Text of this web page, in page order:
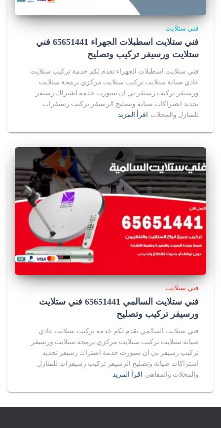
فني ستلايت
فني ستلايت اسطبلات الجهراء 65651441 فني
ستلايت ورسيفر تركيب وتصليح
فني ستلايت اسطبلات الجهراء نقدم لكم خدمة تركيب ستلايت
عادي صيانة ستلايت تركيب ستلايت مركزي برمجة ستلايت
ورسيفر تركيب رسيفر بي ان سبورت خدمة اشتراك رسيفر
تجديد اشتراكات صيانة وتصليح الرسيفر تركيب رسيفرات
للمنازل والمحلات اقرأ المزيد
فني ستلايت
فني ستلايت السالمي 65651441 فني ستلايت
ورسيفر تركيب وتصليح
فني ستلايت السالمي نقدم لكم خدمة تركيب ستلايت عادي
صيانة ستلايت تركيب ستلايت مركزي برمجة ستلايت ورسيفر
تركيب رسيفر بي ان سبورت خدمة اشتراك رسيفر تجديد
اشتراكات صيانة وتصليح الرسيفر تركيب رسيفرات للمنازل
والمحلات والمقاهي اقرأ المزيد